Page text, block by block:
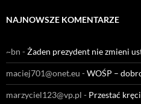
NAJNOWSZE KOMENTARZE
~bn -Żaden prezydent nie zmieni
maciej701@onet.eu -WOŚP –
marzyciel123@vp.pl - Przestać